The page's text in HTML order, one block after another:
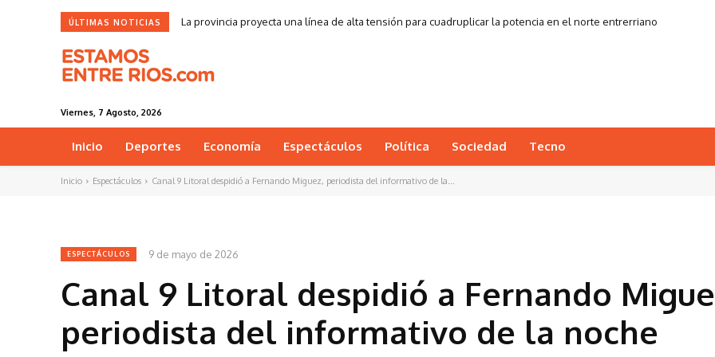
ÚLTIMAS NOTICIAS La provincia proyecta una línea de alta tensión para cuadruplicar la potencia en el norte entrerriano
Viernes, 7 Agosto, 2026
Inicio Deportes Economía Espectáculos Política Sociedad Tecno
Inicio Espectáculos Canal 9 Litoral despidió a Fernando Miguez, periodista del informativo de la...
ESPECTÁCULOS 9 de mayo de 2026
Canal 9 Litoral despidió a Fernando
periodista del informativo de la noche